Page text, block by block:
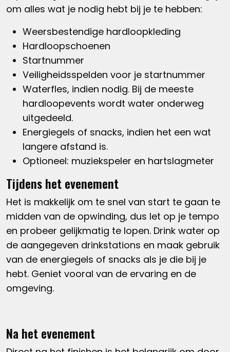
om alles wat je nodig hebt bij je te hebben:
Weersbestendige hardloopkleding
Hardloopschoenen
Startnummer
Veiligheidsspelden voor je startnummer
Waterfles, indien nodig. Bij de meeste
hardloopevents wordt water onderweg
uitgedeeld.
Energiegels of snacks, indien het een wat
langere afstand is.
Optioneel: muziekspeler en hartslagmeter
Tijdens het evenement
Het is makkelijk om te snel van start te gaan te
midden van de opwinding, dus let op je tempo
en probeer gelijkmatig te lopen. Drink water op
de aangegeven drinkstations en maak gebruik
van de energiegels of snacks als je die bij je
hebt. Geniet vooral van de ervaring en de
omgeving.
Na het evenement